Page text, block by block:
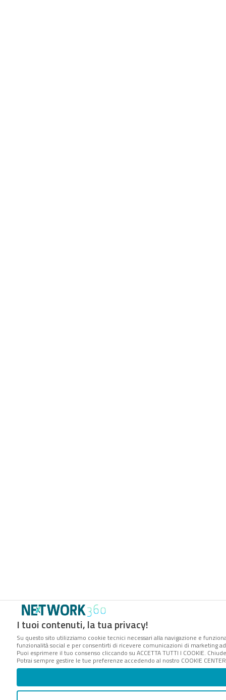
I tuoi contenuti, la tua privacy!
Su questo sito utilizziamo cookie tecnici necessari alla navigazione e
funzionalità social e per consentirti di ricevere comunicazioni di marketing
Puoi esprimere il tuo consenso cliccando su ACCETTA TUTTI I COOKIE.
Potrai sempre gestire le tue preferenze accedendo al nostro COOKIE